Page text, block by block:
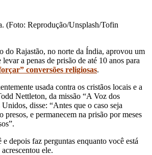
(Foto: Reprodução/Unsplash/Tofin
do Rajastão, no norte da Índia, aprovou um
a penas de prisão de até 10 anos para
conversões religiosas.
usada contra os cristãos locais e a
Nettleton, da missão “A Voz dos
disse: “Antes que o caso seja
presos, e permanecem na prisão por meses
depois faz perguntas enquanto você está
ele.